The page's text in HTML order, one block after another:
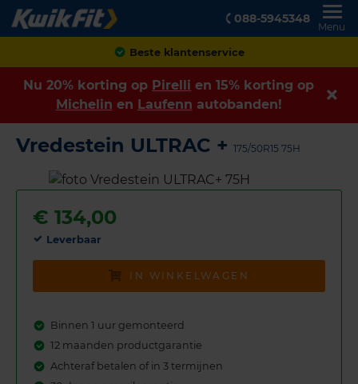
088-5945348
Menu
Achteraf betalen
Nu 20% korting op Pirelli en 15% korting op
Michelin en Laufenn autobanden!
Vredestein ULTRAC + 175/50R15 75H
€ 134,00
Leverbaar
IN WINKELWAGEN
Binnen 1 uur gemonteerd
12 maanden productgarantie
Achteraf betalen of in 3 termijnen